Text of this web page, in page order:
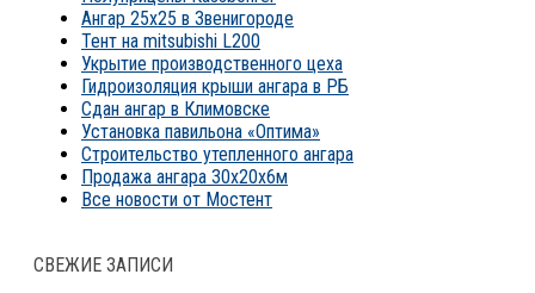
Ангар 25х25 в Звенигороде
Тент на mitsubishi L200
Укрытие производственного цеха
Гидроизоляция крыши ангара в РБ
Сдан ангар в Климовске
Установка павильона «Оптима»
Строительство утепленного ангара
Продажа ангара 30х20х6м
Все новости от Мостент
СВЕЖИЕ ЗАПИСИ